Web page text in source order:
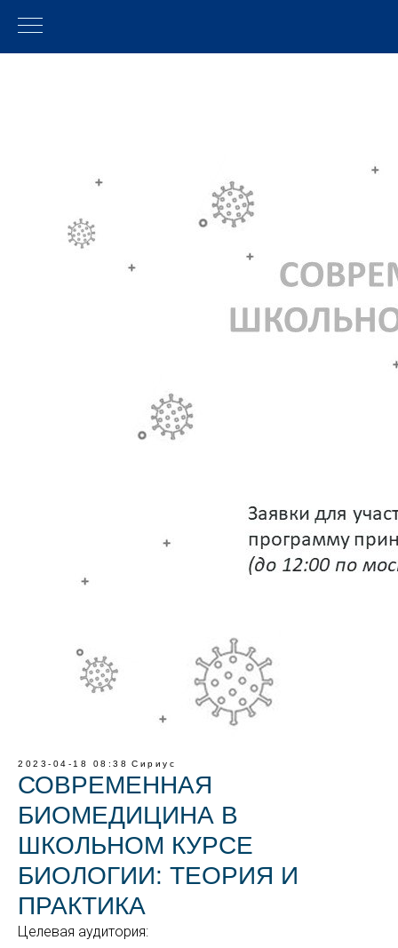
2023-04-18 08:38 Сириус
СОВРЕМЕННАЯ
БИОМЕДИЦИНА В
ШКОЛЬНОМ КУРСЕ
БИОЛОГИИ: ТЕОРИЯ И
ПРАКТИКА
Целевая аудитория: